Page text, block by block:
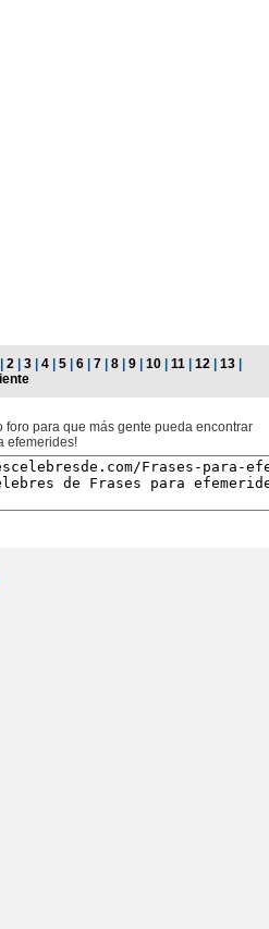
| 2 | 3 | 4 | 5 | 6 | 7 | 8 | 9 | 10 | 11 | 12 | 13 |
para que más gente pueda encontrar
efemerides!